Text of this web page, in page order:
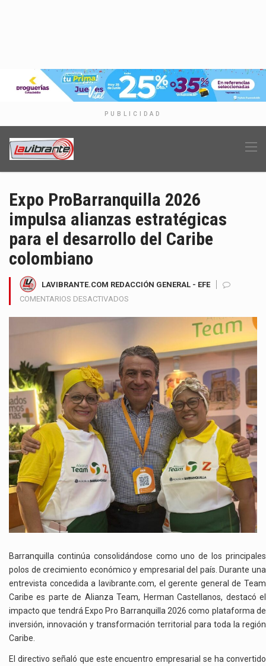
PUBLICIDAD
Expo ProBarranquilla 2026
impulsa alianzas estratégicas
para el desarrollo del Caribe
colombiano
LAVIBRANTE.COM REDACCIÓN GENERAL - EFE
COMENTARIOS DESACTIVADOS
PROBARRANQUILLA
IMPULSA
ALIANZAS
ESTRATÉGICAS
PARA
EL
DESARROLLO
DEL
CARIBE
COLOMBIANO
Barranquilla continúa consolidándose como uno de los principales
polos de crecimiento económico y empresarial del país. Durante una
entrevista concedida a lavibrante.com, el gerente general de Team
Caribe es parte de Alianza Team, Herman Castellanos, destacó el
impacto que tendrá Expo Pro Barranquilla 2026 como plataforma de
inversión, innovación y transformación territorial para toda la región
Caribe.
El directivo señaló que este encuentro empresarial se ha convertido